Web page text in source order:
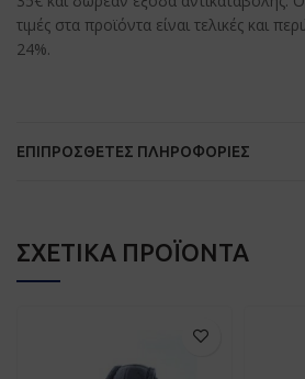
τιμές στα προϊόντα είναι τελικές και
24%.
ΕΠΙΠΡΌΣΘΕΤΕΣ ΠΛΗΡΟΦΟΡΊΕΣ
ΣΧΕΤΙΚΆ ΠΡΟΪΌΝΤΑ